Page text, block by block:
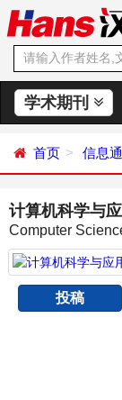
学术期刊
首页 信息
计算机科学与
Computer
投稿